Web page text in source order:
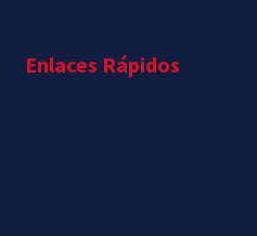
Enlaces Rápidos